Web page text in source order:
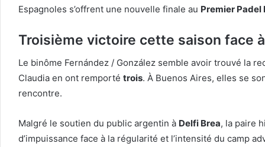
Espagnoles s’offrent une nouvelle finale au Premier Padel
Troisième victoire cette saison face
Le binôme Fernández / González semble avoir trouvé la
Claudia en ont remporté trois. À Buenos Aires, elles se
rencontre.
Malgré le soutien du public argentin à Delfi Brea, la paire
d’impuissance face à la régularité et l’intensité du camp